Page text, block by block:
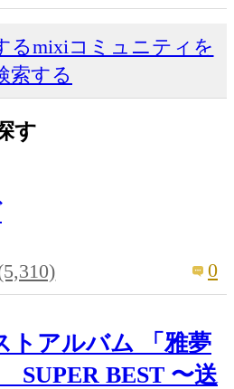
るmixiコミュニティを
索する
す
0
トアルバム 「雅夢
SUPER BEST 〜送